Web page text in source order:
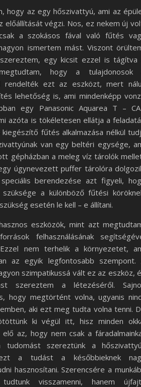
hogy az egy hőszivattyú, ami az
végzi. Nos, ez nekem új
a szokásos fával való fűtés
ismertem mást. Viszont
egy kicsit ezzel is tágítva
hogy a tulajdonosok
rendelték ezt az eszközt, mert
lehetőség is, ami mindenképp
egy Panasonic Aquarea T –
azóta is tökéletesen ellátja a
fűtés alkalmazása nélkül
van egy beltéri egysége,
gépházban a meleg víz tárolók
úgynevezett puffer tárolóra
berendezése azt figyeli,
a különböző fűtési
esetén le kell – e állítani.
eszközök, mint azt
felhasználásának
nem terhelik a környezetet,
az egyik legfontosabb szempont.
szimpatikussá vált ez az eszköz,
szereztem a létezéséről.
hogy megtörtént volna, ugyanis
aki ezt meg tudta volna tenni.
ki végül itt, hisz minden
az, hogy nem csak a
tudomást szereztünk a
a tudást a későbbieknek
hasznosítani. Szerencsére a
visszamenni, hanem